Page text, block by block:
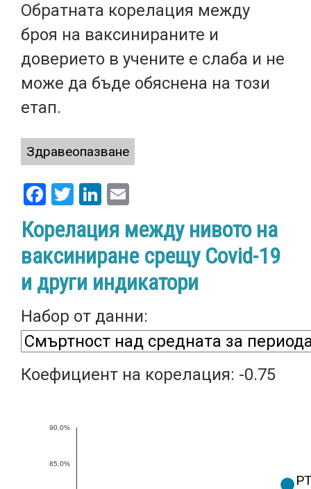
Обратната корелация между
броя на ваксинираните и
доверието в учените е слаба и не
може да бъде обяснена на този
етап.
Здравеопазване
Facebook
TwitterLinkedIn
Корелация между нивото на
ваксиниране срещу Covid-19
и други индикатори
Набор от данни:
Коефициент на корелация: -0.75
85.0%
90.0%